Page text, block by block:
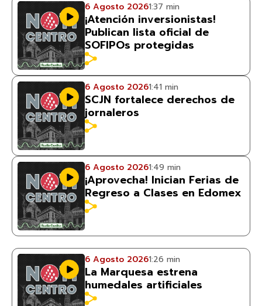
6 Agosto 20261:37 min
¡Atención inversionistas!
Publican lista oficial de
SOFIPOs protegidas
6 Agosto 20261:41 min
SCJN fortalece derechos de
jornaleros
6 Agosto 20261:49 min
¡Aprovecha! Inician Ferias de
Regreso a Clases en Edomex
6 Agosto 20261:26 min
La Marquesa estrena
humedales artificiales